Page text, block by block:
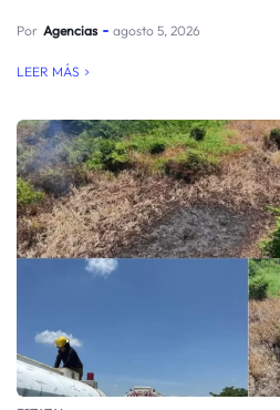
Por Agencias agosto 5, 2026
LEER MÁS